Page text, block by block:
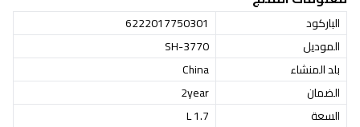
الباركود
6222017750301
الموديل
SH-3770
بلد المنشاء
China
الضمان
2year
السعة
1.7 L